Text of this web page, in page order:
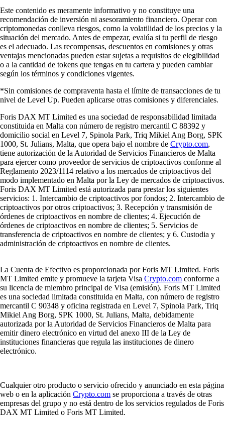
Este contenido es meramente informativo y no constituye una
recomendación de inversión ni asesoramiento financiero. Operar con
criptomonedas conlleva riesgos, como la volatilidad de los precios y la
situación del mercado. Antes de empezar, evalúa si tu perfil de riesgo
es el adecuado. Las recompensas, descuentos en comisiones y otras
ventajas mencionadas pueden estar sujetas a requisitos de elegibilidad
o a la cantidad de tokens que tengas en tu cartera y pueden cambiar
según los términos y condiciones vigentes.
*Sin comisiones de compraventa hasta el límite de transacciones de tu
nivel de Level Up. Pueden aplicarse otras comisiones y diferenciales.
Foris DAX MT Limited es una sociedad de responsabilidad limitada
constituida en Malta con número de registro mercantil C 88392 y
domicilio social en Level 7, Spinola Park, Triq Mikiel Ang Borg, SPK
1000, St. Julians, Malta, que opera bajo el nombre de Crypto.com,
tiene autorización de la Autoridad de Servicios Financieros de Malta
para ejercer como proveedor de servicios de criptoactivos conforme al
Reglamento 2023/1114 relativo a los mercados de criptoactivos del
modo implementado en Malta por la Ley de mercados de criptoactivos.
Foris DAX MT Limited está autorizada para prestar los siguientes
servicios: 1. Intercambio de criptoactivos por fondos; 2. Intercambio de
criptoactivos por otros criptoactivos; 3. Recepción y transmisión de
órdenes de criptoactivos en nombre de clientes; 4. Ejecución de
órdenes de criptoactivos en nombre de clientes; 5. Servicios de
transferencia de criptoactivos en nombre de clientes; y 6. Custodia y
administración de criptoactivos en nombre de clientes.
La Cuenta de Efectivo es proporcionada por Foris MT Limited. Foris
MT Limited emite y promueve la tarjeta Visa Crypto.com conforme a
su licencia de miembro principal de Visa (emisión). Foris MT Limited
es una sociedad limitada constituida en Malta, con número de registro
mercantil C 90348 y oficina registrada en Level 7, Spinola Park, Triq
Mikiel Ang Borg, SPK 1000, St. Julians, Malta, debidamente
autorizada por la Autoridad de Servicios Financieros de Malta para
emitir dinero electrónico en virtud del anexo III de la Ley de
instituciones financieras que regula las instituciones de dinero
electrónico.
Cualquier otro producto o servicio ofrecido y anunciado en esta página
web o en la aplicación Crypto.com se proporciona a través de otras
empresas del grupo y no está dentro de los servicios regulados de Foris
DAX MT Limited o Foris MT Limited.